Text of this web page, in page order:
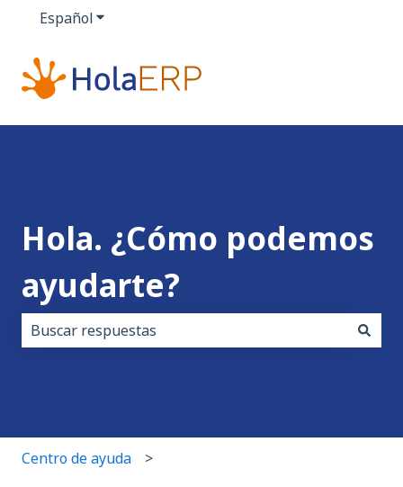
EspañolTraducciones de Mostrar submenú de
Hola. ¿Cómo podemos
ayudarte?
Centro de ayuda